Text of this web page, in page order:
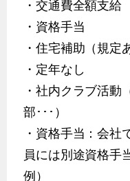
・交通費全額支給
・資格手当
・住宅補助（規定
・定年なし
・社内クラブ活動
部･･･）
・資格手当：会社
員には別途資格手
例）